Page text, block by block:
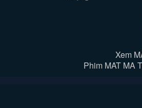
Xem
Phim MAT MA